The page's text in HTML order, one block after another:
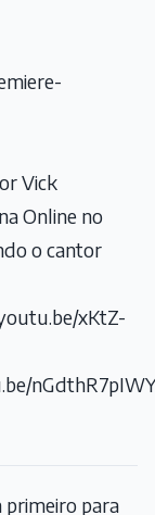
Vick
Online no
o cantor
xKtZ-
primeiro para